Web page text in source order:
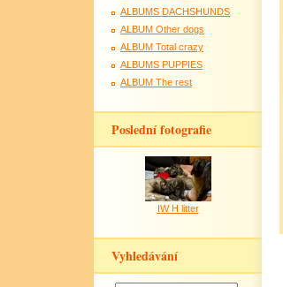
ALBUMS DACHSHUNDS
ALBUM Other dogs
ALBUM Total crazy
ALBUMS PUPPIES
ALBUM The rest
Poslední fotografie
IW H litter
Vyhledávání